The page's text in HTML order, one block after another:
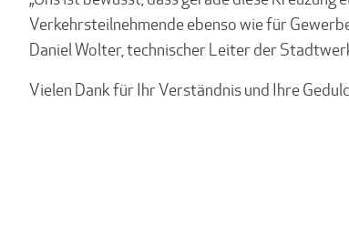
Verkehrsteilnehmende ebenso wie für
Daniel Wolter, technischer Leiter der
Vielen Dank für Ihr Verständnis und Ihre